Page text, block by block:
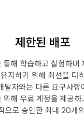
제한된 배포
해 학습하고 실험하며
지하기 위해 최선을 다
자와는 다른 요구사항
해 무료 계정을 제공하
으로 승인한 최대 20개